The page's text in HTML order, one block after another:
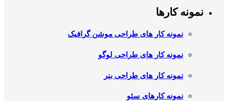
نمونه کارها
نمونه کار های طراحی موشن گرافیک
نمونه کار های طراحی لوگو
نمونه کار های طراحی بنر
نمونه کارهای سئو